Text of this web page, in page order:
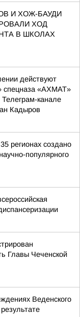
И ХОЖ-БАУДИ
ХОД
В ШКОЛАХ
действуют
спецназа «АХМАТ»
канале
Кадыров
регионах создано
популярного
Главы Чеченской
Веденского